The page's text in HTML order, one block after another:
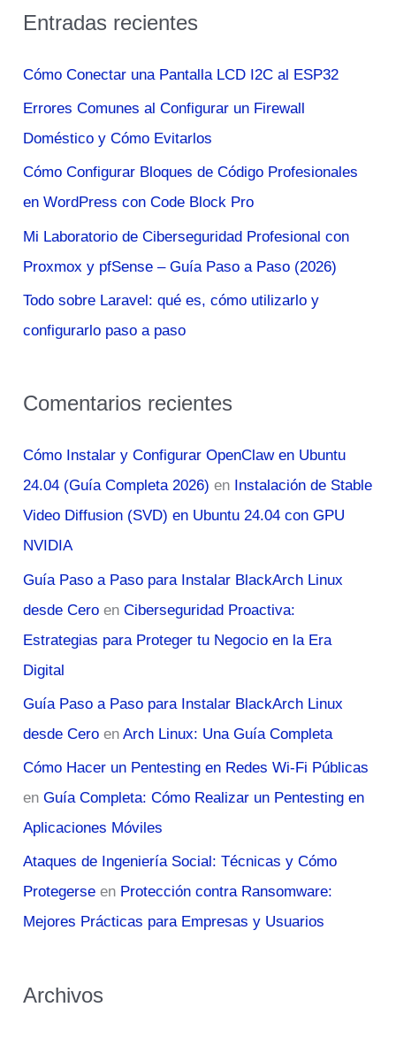
c
p
o
r
:
Entradas recientes
Cómo Conectar una Pantalla LCD I2C al ESP32
Errores Comunes al Configurar un Firewall
Doméstico y Cómo Evitarlos
Cómo Configurar Bloques de Código Profesionales
en WordPress con Code Block Pro
Mi Laboratorio de Ciberseguridad Profesional con
Proxmox y pfSense – Guía Paso a Paso (2026)
Todo sobre Laravel: qué es, cómo utilizarlo y
configurarlo paso a paso
Comentarios recientes
Cómo Instalar y Configurar OpenClaw en Ubuntu
24.04 (Guía Completa 2026) en Instalación de Stable
Video Diffusion (SVD) en Ubuntu 24.04 con GPU
NVIDIA
Guía Paso a Paso para Instalar BlackArch Linux
desde Cero enCiberseguridad Proactiva:
Estrategias para Proteger tu Negocio en la Era
Digital
Guía Paso a Paso para Instalar BlackArch Linux
desde Cero enArch Linux: Una Guía Completa
Cómo Hacer un Pentesting en Redes Wi-Fi Públicas
enGuía Completa: Cómo Realizar un Pentesting en
Aplicaciones Móviles
Ataques de Ingeniería Social: Técnicas y Cómo
Protegerse en Protección contra Ransomware:
Mejores Prácticas para Empresas y Usuarios
Archivos